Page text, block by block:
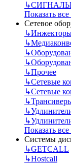
↳
Показать
Сетевое
↳
↳
↳
↳
↳Прочее
↳Сетевые
↳Сетевые
↳
↳
↳
Показать
Системы
↳GETCALL
↳Hostcall